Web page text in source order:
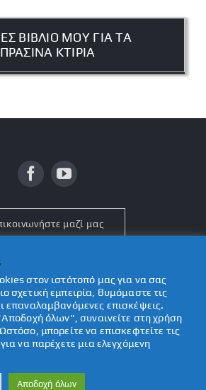
ΒΙΒΛΙΟ ΜΟΥ ΓΙΑ ΤΑ
ΠΡΑΣΙΝΑ ΚΤΙΡΙΑ
μαζί μας
| tsipiras.grΚώστας Στεφ. Τσίπηρας &
Reserved | Powered by Ιωάννης Χ. Φελλάς &
Mec Design
939 Στείλτε μας Email
στον ιστότοπό μας για να σας
σχετική εμπειρία, θυμόμαστε τις
επαναλαμβανόμενες επισκέψεις.
όλων", συναινείτε στη χρήση
μπορείτε να επισκεφτείτε τις
να παρέχετε μια ελεγχόμενη
Αποδοχή όλων